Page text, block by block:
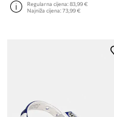
Regularna cijena:83,99 €
Najniža cijena:73,99 €